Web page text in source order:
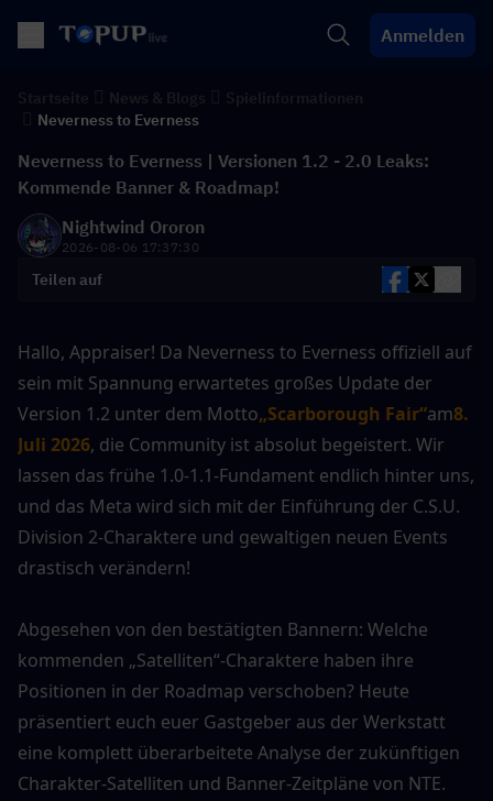
Anmelden
Neverness to Everness
Neverness to Everness | Versionen 1.2 - 2.0 Leaks:
Kommende Banner & Roadmap!
Nightwind Ororon
2026-08-06 17:37:30
Teilen auf
Hallo, Appraiser! Da Neverness to Everness offiziell auf
sein mit Spannung erwartetes großes Update der
Version 1.2 unter dem Motto„Scarborough Fair“am8.
Juli 2026, die Community ist absolut begeistert. Wir
lassen das frühe 1.0-1.1-Fundament endlich hinter uns,
und das Meta wird sich mit der Einführung der C.S.U.
Division 2-Charaktere und gewaltigen neuen Events
drastisch verändern!
Abgesehen von den bestätigten Bannern: Welche
kommenden „Satelliten“-Charaktere haben ihre
Positionen in der Roadmap verschoben? Heute
präsentiert euch euer Gastgeber aus der Werkstatt
eine komplett überarbeitete Analyse der zukünftigen
Charakter-Satelliten und Banner-Zeitpläne von NTE.